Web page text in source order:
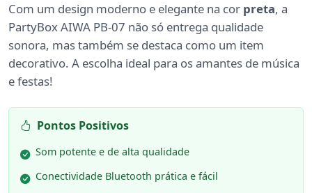
Com um design moderno e elegante na cor preta, a
PartyBox AIWA PB-07 não só entrega qualidade
sonora, mas também se destaca como um item
decorativo. A escolha ideal para os amantes de música
e festas!
Pontos Positivos
Som potente e de alta qualidade
Conectividade Bluetooth prática e fácil